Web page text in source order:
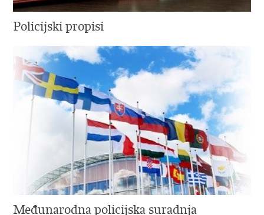
Policijski propisi
Međunarodna policijska suradnja